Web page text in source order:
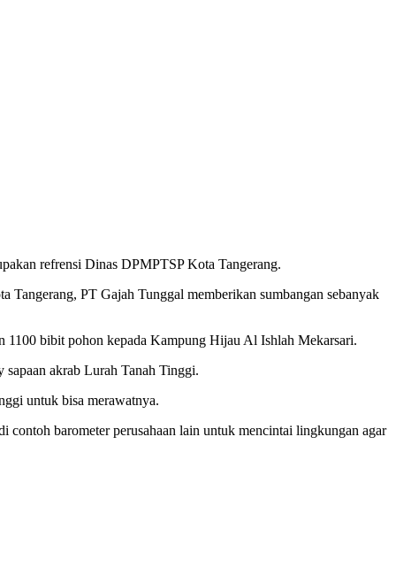
refrensi Dinas DPMPTSP Kota Tangerang.
Tangerang, PT Gajah Tunggal memberikan sumbangan sebanyak
1100 bibit pohon kepada Kampung Hijau Al Ishlah Mekarsari.
akrab Lurah Tanah Tinggi.
untuk bisa merawatnya.
contoh barometer perusahaan lain untuk mencintai lingkungan agar